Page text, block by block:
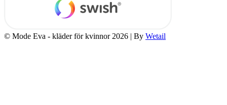
© Mode Eva - kläder för kvinnor 2026 | By Wetail